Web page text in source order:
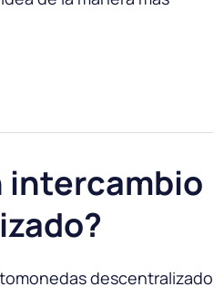
intercambio
descentralizado